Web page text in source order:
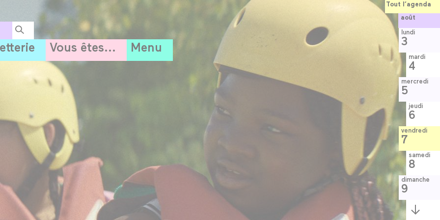
Vous êtes... Menu
Tout l’agenda
août
lundi
3
mardi
4
mercredi
5
jeudi
6
vendredi
7
samedi
8
dimanche
9
Semaine
suivante